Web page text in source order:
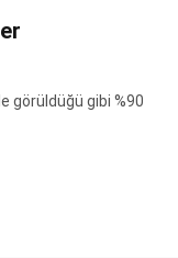
görüldüğü gibi %90